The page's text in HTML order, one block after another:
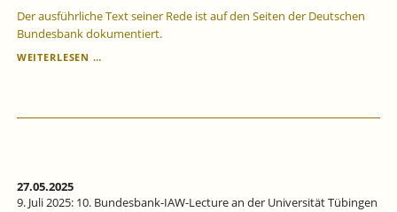
Der ausführliche Text seiner Rede ist auf den Seiten der Deutschen
Bundesbank dokumentiert.
WEITERLESEN …
MIT
ACHIEVED
27.05.2025
9. Juli 2025: 10. Bundesbank-IAW-Lecture an der Universität Tübingen